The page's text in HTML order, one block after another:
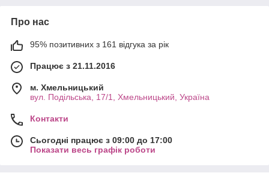
Про нас
95% позитивних з 161 відгука за рік
Працює з 21.11.2016
м. Хмельницький
вул. Подільська, 17/1, Хмельницький, Україна
Контакти
Сьогодні працює з 09:00 до 17:00
Показати весь графік роботи